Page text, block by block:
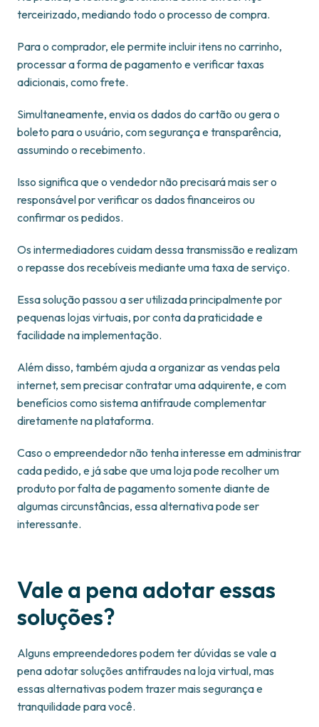
terceirizado, mediando todo o processo de compra.
Para o comprador, ele permite incluir itens no carrinho,
processar a forma de pagamento e verificar taxas
adicionais, como frete.
Simultaneamente, envia os dados do cartão ou gera o
boleto para o usuário, com segurança e transparência,
assumindo o recebimento.
Isso significa que o vendedor não precisará mais ser o
responsável por verificar os dados financeiros ou
confirmar os pedidos.
Os intermediadores cuidam dessa transmissão e realizam
o repasse dos recebíveis mediante uma taxa de serviço.
Essa solução passou a ser utilizada principalmente por
pequenas lojas virtuais, por conta da praticidade e
facilidade na implementação.
Além disso, também ajuda a organizar as vendas pela
internet, sem precisar contratar uma adquirente, e com
benefícios como sistema antifraude complementar
diretamente na plataforma.
Caso o empreendedor não tenha interesse em administrar
cada pedido, e já sabe que uma loja pode recolher um
produto por falta de pagamento somente diante de
algumas circunstâncias, essa alternativa pode ser
interessante.
Vale a pena adotar essas
soluções?
Alguns empreendedores podem ter dúvidas se vale a
pena adotar soluções antifraudes na loja virtual, mas
essas alternativas podem trazer mais segurança e
tranquilidade para você.